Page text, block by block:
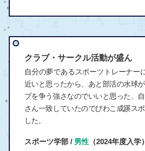
クラブ・サークル活動が盛ん
自分の夢であるスポーツトレーナー
近いと思ったから、あと部活の水球
プを争う強さなのでいいと思った、
さん一致していたのでびわこ成蹊ス
した。
スポーツ学部 / 男性（2024年度入学）